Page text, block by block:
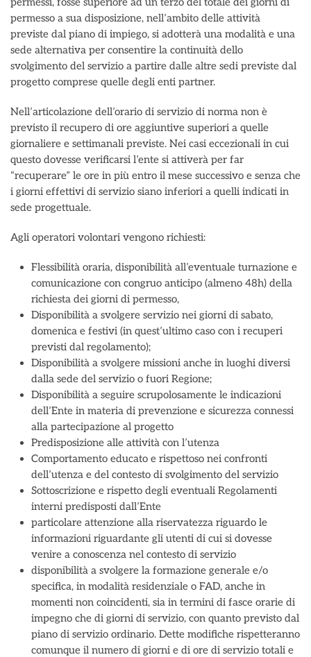
permesso a sua disposizione, nell’ambito delle attività
previste dal piano di impiego, si adotterà una modalità e una
sede alternativa per consentire la continuità dello
svolgimento del servizio a partire dalle altre sedi previste dal
progetto comprese quelle degli enti partner.
Nell’articolazione dell’orario di servizio di norma non è
previsto il recupero di ore aggiuntive superiori a quelle
giornaliere e settimanali previste. Nei casi eccezionali in cui
questo dovesse verificarsi l’ente si attiverà per far
“recuperare” le ore in più entro il mese successivo e senza che
i giorni effettivi di servizio siano inferiori a quelli indicati in
sede progettuale.
Agli operatori volontari vengono richiesti:
Flessibilità oraria, disponibilità all’eventuale turnazione e
comunicazione con congruo anticipo (almeno 48h) della
richiesta dei giorni di permesso,
Disponibilità a svolgere servizio nei giorni di sabato,
domenica e festivi (in quest’ultimo caso con i recuperi
previsti dal regolamento);
Disponibilità a svolgere missioni anche in luoghi diversi
dalla sede del servizio o fuori Regione;
Disponibilità a seguire scrupolosamente le indicazioni
dell’Ente in materia di prevenzione e sicurezza connessi
alla partecipazione al progetto
Predisposizione alle attività con l’utenza
Comportamento educato e rispettoso nei confronti
dell’utenza e del contesto di svolgimento del servizio
Sottoscrizione e rispetto degli eventuali Regolamenti
interni predisposti dall’Ente
particolare attenzione alla riservatezza riguardo le
informazioni riguardante gli utenti di cui si dovesse
venire a conoscenza nel contesto di servizio
disponibilità a svolgere la formazione generale e/o
specifica, in modalità residenziale o FAD, anche in
momenti non coincidenti, sia in termini di fasce orarie di
impegno che di giorni di servizio, con quanto previsto dal
piano di servizio ordinario. Dette modifiche rispetteranno
comunque il numero di giorni e di ore di servizio totali e